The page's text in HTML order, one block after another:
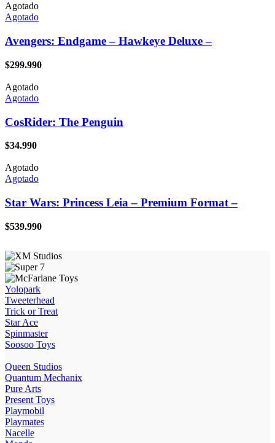
Agotado
Agotado
Avengers: Endgame – Hawkeye Deluxe –
$299.990
Agotado
Agotado
CosRider: The Penguin
$34.990
Agotado
Agotado
Star Wars: Princess Leia – Premium Format –
$539.990
Yolopark
Tweeterhead
Trick or Treat
Star Ace
Spinmaster
Soosoo Toys
Queen Studios
Quantum Mechanix
Pure Arts
Present Toys
Playmobil
Playmates
Nacelle